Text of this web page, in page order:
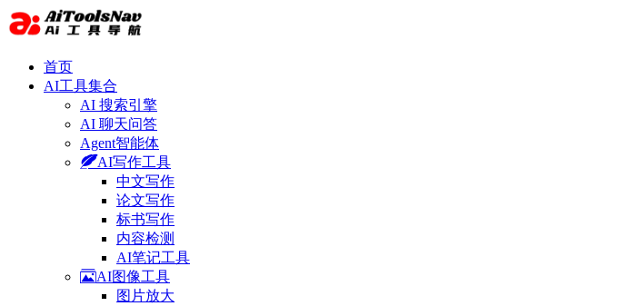
首页
AI工具集合
AI 搜索引擎
AI 聊天问答
Agent智能体
AI写作工具
中文写作
论文写作
标书写作
内容检测
AI笔记工具
AI图像工具
图片放大